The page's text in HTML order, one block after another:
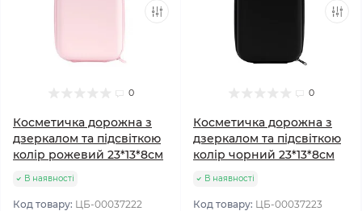
0
Косметичка дорожна з
дзеркалом та підсвіткою
колір рожевий 23*13*8см
В наявності
Код товару: ЦБ-00037222
0
Косметичка дорожна з
дзеркалом та підсвіткою
колір чорний 23*13*8см
В наявності
Код товару: ЦБ-00037223